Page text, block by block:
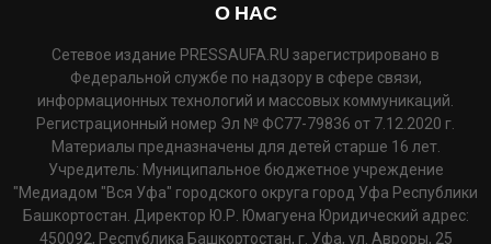
О НАС
Сетевое издание PRESSAUFA.RU зарегистрировано в
Федеральной службе по надзору в сфере связи,
информационных технологий и массовых коммуникаций.
Регистрационный номер Эл № ФС77-79836 от 7.12.2020 г.
Материалы предназначены для детей старше 16 лет.
Учредитель: Муниципальное бюджетное учреждение
"Медиадом "Вся Уфа" городского округа город Уфа Республики
Башкортостан. Директор Ю.Р. Юмагуена Юридический адрес:
450092, Республика Башкортостан, г. Уфа, ул. Авроры, 25